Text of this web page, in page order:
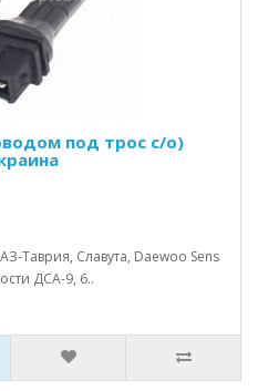
под трос с/о)
Таврия, Славута, Daewoo Sens
ДСА-9, 6..